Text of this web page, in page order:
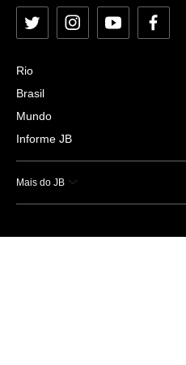
Twitter InstagramYouTube
Rio
Brasil
Mundo
Informe JB
Mais do JB
Esportes